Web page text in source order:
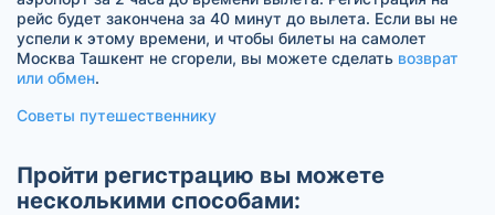
рейс будет закончена за 40 минут до вылета. Если вы не
успели к этому времени, и чтобы билеты на самолет
Москва Ташкент не сгорели, вы можете сделать возврат
или обмен.
Советы путешественнику
Пройти регистрацию вы можете
несколькими способами: